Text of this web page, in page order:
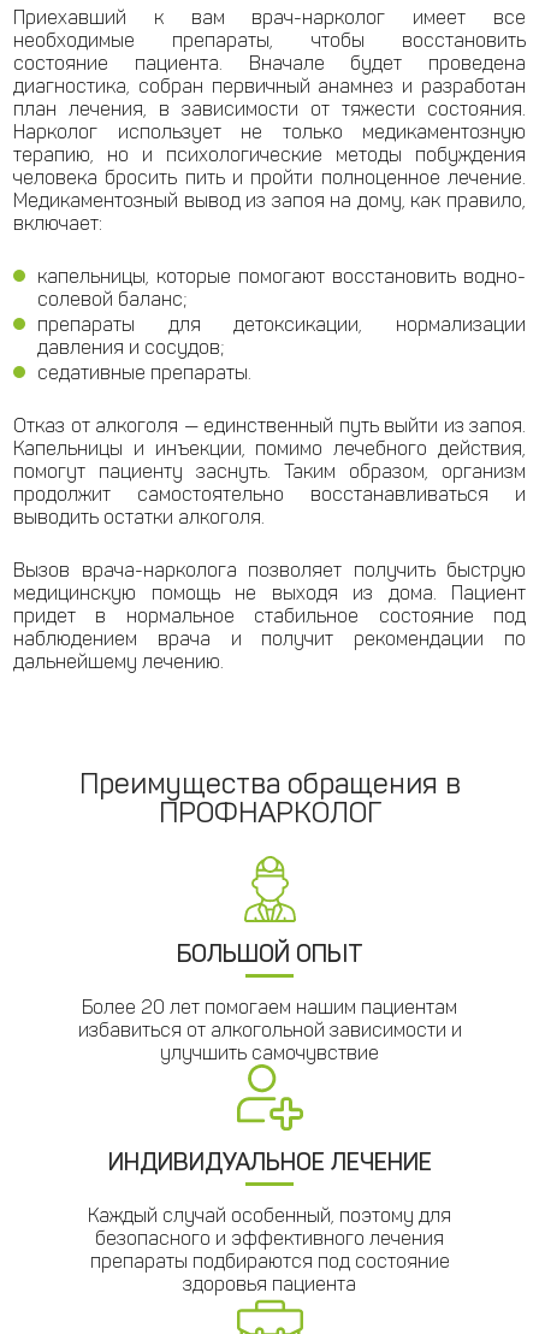
Приехавший к вам врач-нарколог имеет все
необходимые препараты, чтобы восстановить
состояние пациента. Вначале будет проведена
диагностика, собран первичный анамнез и разработан
план лечения, в зависимости от тяжести состояния.
Нарколог использует не только медикаментозную
терапию, но и психологические методы побуждения
человека бросить пить и пройти полноценное лечение.
Медикаментозный вывод из запоя на дому, как правило,
включает:
капельницы, которые помогают восстановить водно-
солевой баланс;
препараты для детоксикации, нормализации
давления и сосудов;
седативные препараты.
Отказ от алкоголя — единственный путь выйти из запоя.
Капельницы и инъекции, помимо лечебного действия,
помогут пациенту заснуть. Таким образом, организм
продолжит самостоятельно восстанавливаться и
выводить остатки алкоголя.
Вызов врача-нарколога позволяет получить быструю
медицинскую помощь не выходя из дома. Пациент
придет в нормальное стабильное состояние под
наблюдением врача и получит рекомендации по
дальнейшему лечению.
Преимущества обращения в
ПРОФНАРКОЛОГ
БОЛЬШОЙ ОПЫТ
Более 20 лет помогаем нашим пациентам
избавиться от алкогольной зависимости и
улучшить самочувствие
ИНДИВИДУАЛЬНОЕ ЛЕЧЕНИЕ
Каждый случай особенный, поэтому для
безопасного и эффективного лечения
препараты подбираются под состояние
здоровья пациента